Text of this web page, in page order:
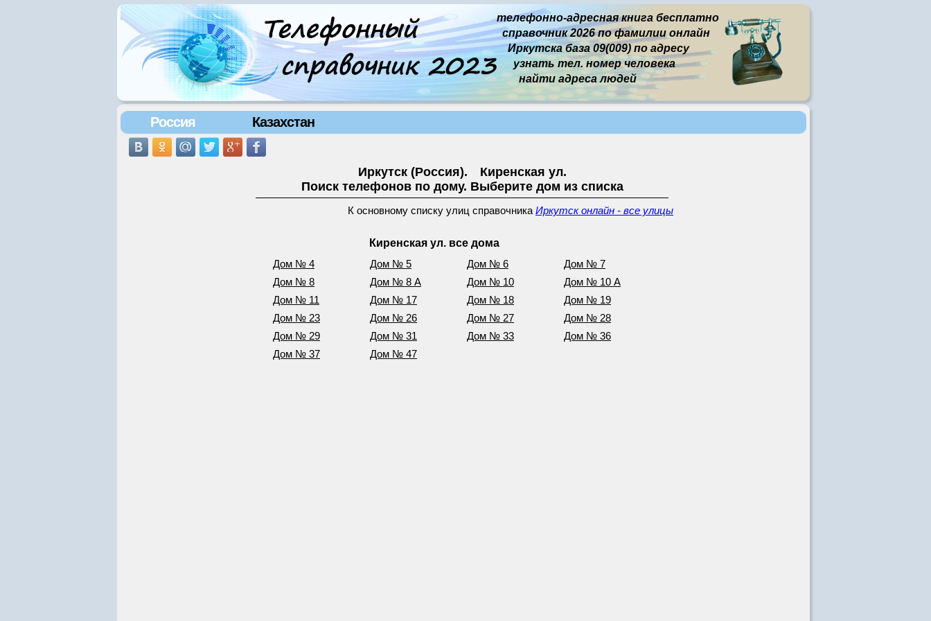
телефонно-адресная книга бесплатно
справочник 2026 по фамилии онлайн
Иркутска база 09(009) по адресу
узнать тел. номер человека
найти адреса людей
Россия Казахстан
Иркутск (Россия). Киренская ул.
Поиск телефонов по дому. Выберите дом из списка
К основному списку улиц справочника Иркутск онлайн - все улицы
Киренская ул. все дома
Дом № 4 Дом № 5 Дом № 6
Дом № 7
Дом № 8
Дом № 8 А Дом № 10
Дом № 10 А
Дом № 11
Дом № 17 Дом № 18
Дом № 19
Дом № 23
Дом № 26 Дом № 27
Дом № 28
Дом № 29
Дом № 31 Дом № 33
Дом № 36
Дом № 37
Дом № 47